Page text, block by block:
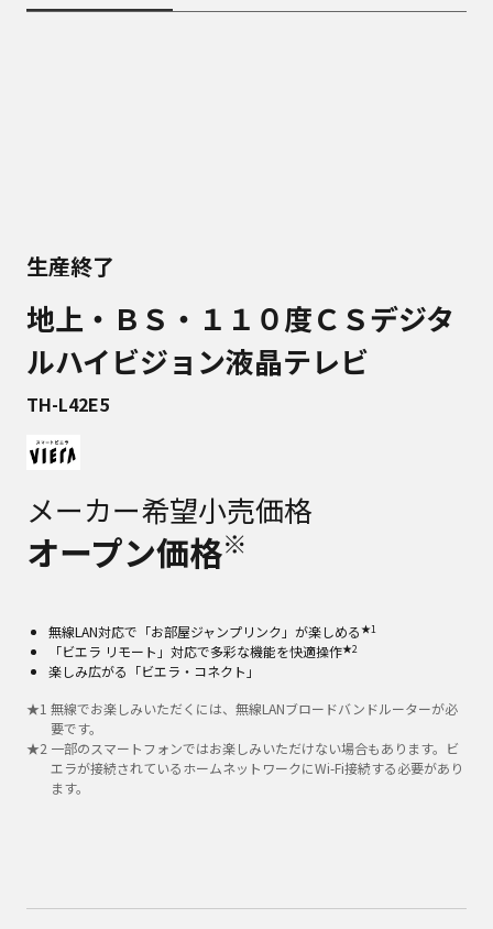
生産終了
地上・ＢＳ・１１０度ＣＳデジタ
ルハイビジョン液晶テレビ
TH-L42E5
メーカー希望小売価格
オープン価格※
無線LAN対応で「お部屋ジャンプリンク」が楽しめる★1
「ビエラ リモート」対応で多彩な機能を快適操作★2
楽しみ広がる「ビエラ・コネクト」
★1 無線でお楽しみいただくには、無線LANブロードバンドルーターが必
要です。
★2 一部のスマートフォンではお楽しみいただけない場合もあります。ビ
エラが接続されているホームネットワークにWi-Fi接続する必要があり
ます。